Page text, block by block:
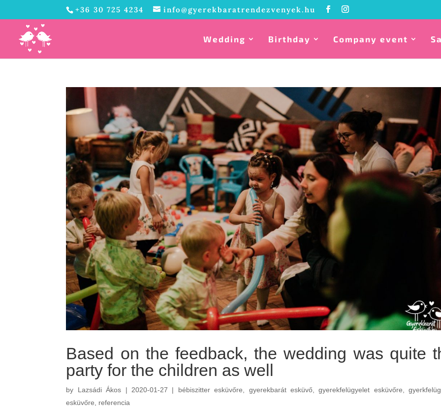
+36 30 725 4234 info@gyerekbaratrendezvenyek.hu
Wedding Birthday Company event
Based on the feedback, the wedding was quite
party for the children as well
by Lazsádi Ákos | 2020-01-27 | bébiszitter esküvőre, gyerekbarát esküvő,gyerekfelügyelet esküvőre,
esküvőre, referencia